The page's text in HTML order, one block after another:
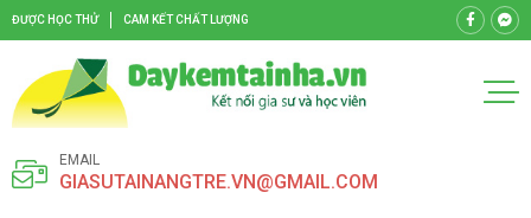
ĐƯỢC HỌC THỬ CAM KẾT CHẤT LƯỢNG
EMAIL
GIASUTAINANGTRE.VN@GMAIL.COM